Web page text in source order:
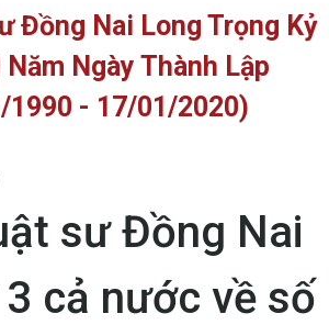
Đồng Nai Long Trọng Kỷ
Năm Ngày Thành Lập
1990 - 17/01/2020)
sư Đồng Nai
cả nước về số